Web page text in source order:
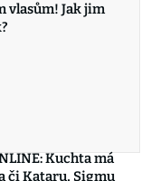
vlasům! Jak jim
Kuchta má
či Kataru, Sigmu